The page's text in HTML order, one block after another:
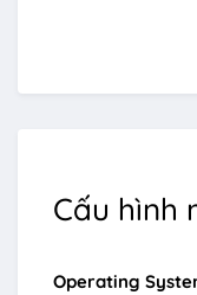
Cấu hình
Operating